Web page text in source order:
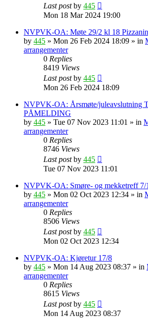
Last postby 445
Mon 18 Mar 2024 19:00
NVPVK-OA: Møte 29/2 kl 18
by 445 » Mon 26 Feb 2024 18:09 » in
arrangementer
0 Replies
8419 Views
Last postby 445
Mon 26 Feb 2024 18:09
NVPVK-OA: Årsmøte/juleavslutning
PÅMELDING
by 445 » Tue 07 Nov 2023 11:01 » in
arrangementer
0 Replies
8746 Views
Last postby 445
Tue 07 Nov 2023 11:01
NVPVK-OA: Smøre- og mekketreff 7/
by 445 » Mon 02 Oct 2023 12:34 » in
arrangementer
0 Replies
8506 Views
Last postby 445
Mon 02 Oct 2023 12:34
NVPVK-OA: Kjøretur 17/8
by 445 » Mon 14 Aug 2023 08:37 » in
arrangementer
0 Replies
8615 Views
Last postby 445
Mon 14 Aug 2023 08:37